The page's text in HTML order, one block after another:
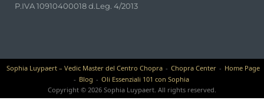
P.IVA 10910400018 d.Leg. 4/2013
Sophia Luypaert – Vedic Master del Centro Chopra Chopra Center
Home Page
Blog
Oli Essenziali 101 con Sophia
Copyright © 2026 Sophia Luypaert. All rights reserved.